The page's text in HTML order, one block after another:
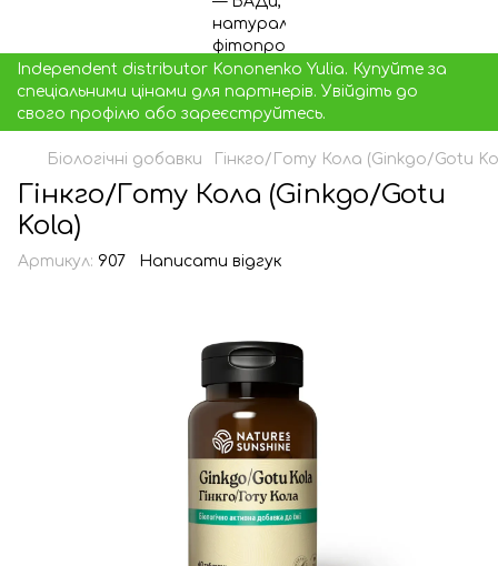
Independent distributor Kononenko Yulia. Купуйте за
спеціальними цінами для партнерів. Увійдіть до
свого профілю або зареєструйтесь.
Біологічні добавки Гінкго/Готу Кола (Ginkgo/Gotu
Гінкго/Готу Кола (Ginkgo/Gotu
Kola)
Артикул: 907 Написати відгук